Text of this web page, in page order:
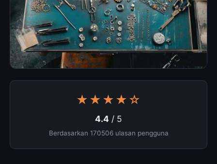
★★★★☆
4.4 / 5
Berdasarkan 170506 ulasan pengguna